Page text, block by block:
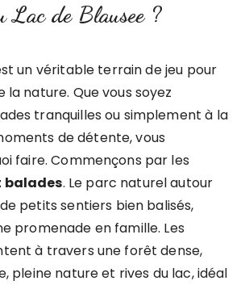
Lac de Blausee ?
un véritable terrain de jeu pour
la nature. Que vous soyez
tranquilles ou simplement à la
de détente, vous
faire. Commençons par les
balades. Le parc naturel autour
petits sentiers bien balisés,
promenade en famille. Les
à travers une forêt dense,
pleine nature et rives du lac, idéal